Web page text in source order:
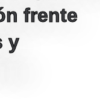
frente
y